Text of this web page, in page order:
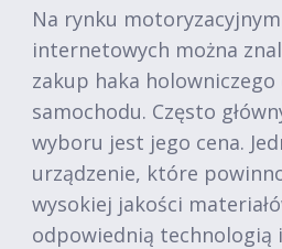
Na rynku
internetowych można
zakup haka holowniczego
samochodu. Często
wyboru jest jego cena.
urządzenie, które
wysokiej jakości
odpowiednią technologią